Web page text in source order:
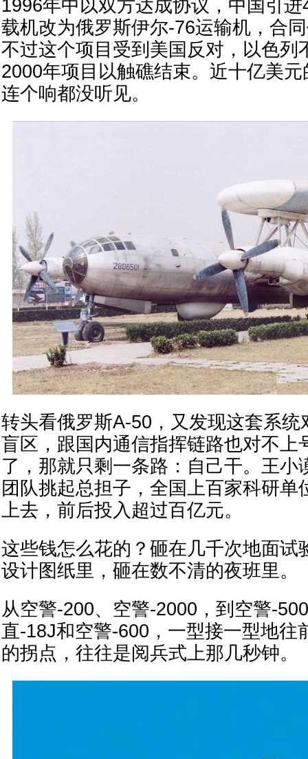
1996年中以双方达成协议，中国引
载机改为俄罗斯伊尔-76运输机，合
不过这个项目受到美国反对，以色列
2000年项目以触礁结束。近十亿美
连个响都没听见。
转头看俄罗斯A-50，又发现这套系统
盲区，跟国内通信指挥链路也对不
了，那就只剩一条路：自己干。王小
团队挑起总担子，全国上百家科研单
上去，前后投入超过百亿元。
这些钱怎么花的？砸在几千次地面试
设计图纸里，砸在数不清的夜班里。
从空警-200、空警-2000，到空警-
直-18J和空警-600，一型接一型地往
的拐点，往往是阅兵式上那几秒钟。